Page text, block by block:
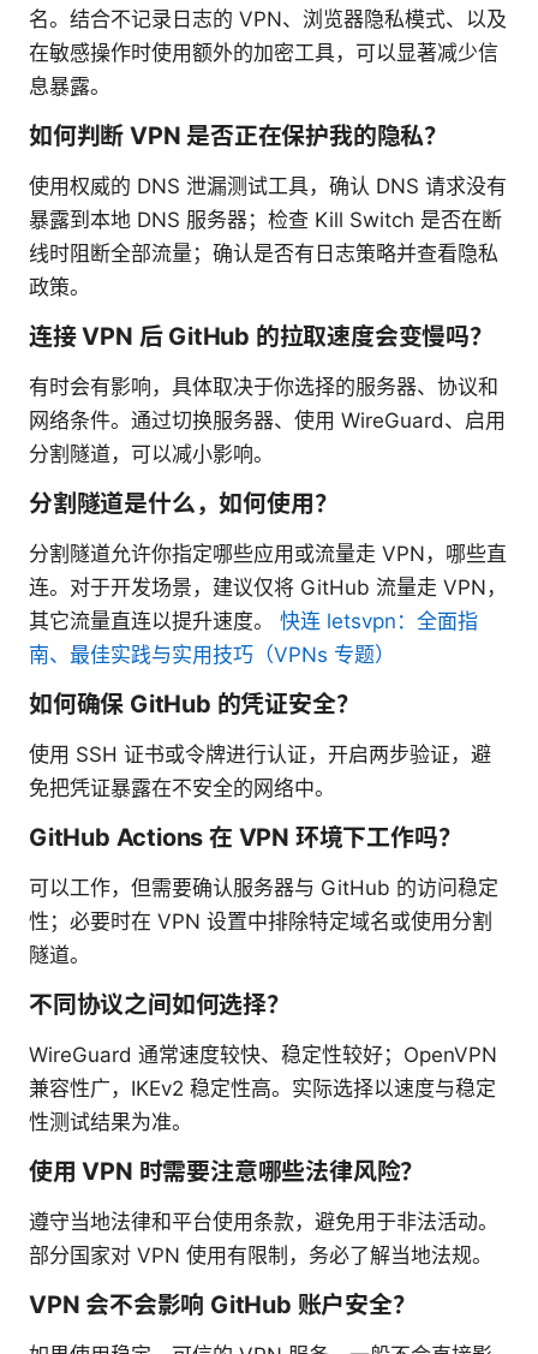
名。结合不记录日志的 VPN、浏览器隐私模式、以及
在敏感操作时使用额外的加密工具，可以显著减少信
息暴露。
如何判断 VPN 是否正在保护我的隐私？
使用权威的 DNS 泄漏测试工具，确认 DNS 请求没有
暴露到本地 DNS 服务器；检查 Kill Switch 是否在断
线时阻断全部流量；确认是否有日志策略并查看隐私
政策。
连接 VPN 后 GitHub 的拉取速度会变慢吗？
有时会有影响，具体取决于你选择的服务器、协议和
网络条件。通过切换服务器、使用 WireGuard、启用
分割隧道，可以减小影响。
分割隧道是什么，如何使用？
分割隧道允许你指定哪些应用或流量走 VPN，哪些直
连。对于开发场景，建议仅将 GitHub 流量走 VPN，
其它流量直连以提升速度。 快连 letsvpn：全面指
南、最佳实践与实用技巧（VPNs 专题）
如何确保 GitHub 的凭证安全？
使用 SSH 证书或令牌进行认证，开启两步验证，避
免把凭证暴露在不安全的网络中。
GitHub Actions 在 VPN 环境下工作吗？
可以工作，但需要确认服务器与 GitHub 的访问稳定
性；必要时在 VPN 设置中排除特定域名或使用分割
隧道。
不同协议之间如何选择？
WireGuard 通常速度较快、稳定性较好；OpenVPN
兼容性广，IKEv2 稳定性高。实际选择以速度与稳定
性测试结果为准。
使用 VPN 时需要注意哪些法律风险？
遵守当地法律和平台使用条款，避免用于非法活动。
部分国家对 VPN 使用有限制，务必了解当地法规。
VPN 会不会影响 GitHub 账户安全？